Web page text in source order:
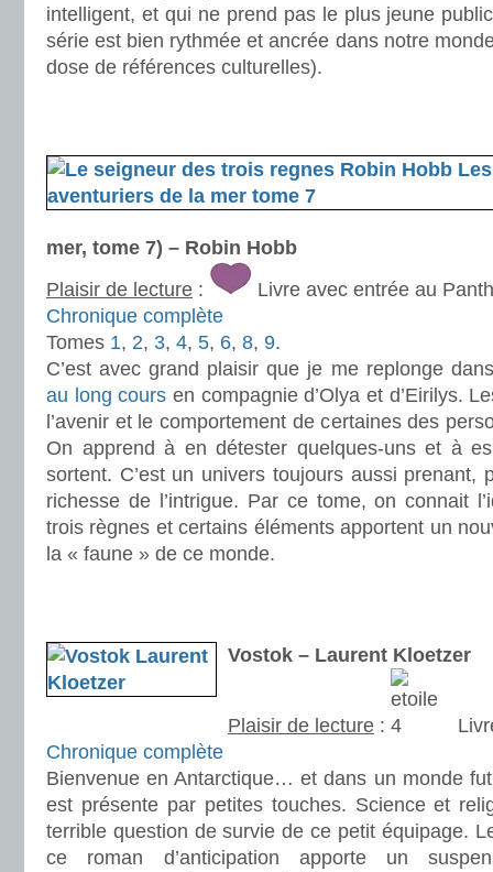
intelligent, et qui ne prend pas le plus jeune
série est bien rythmée et ancrée dans notre
dose de références culturelles).
mer, tome 7) – Robin Hobb
Plaisir de lecture :
Livre avec entrée au
Chronique complète
Tomes 1, 2, 3, 4, 5, 6, 8, 9.
C’est avec grand plaisir que je me replonge
au long cours en compagnie d’Olya et d’Eirilys.
l’avenir et le comportement de certaines des
On apprend à en détester quelques-uns et à
sortent. C’est un univers toujours aussi prenant,
richesse de l’intrigue. Par ce tome, on connait
trois règnes et certains éléments apportent un
la « faune » de ce monde.
Vostok – Laurent Kloetzer
Plaisir de lecture :
Chronique complète
Bienvenue en Antarctique… et dans un monde
est présente par petites touches. Science et
terrible question de survie de ce petit équipage.
ce roman d’anticipation apporte un